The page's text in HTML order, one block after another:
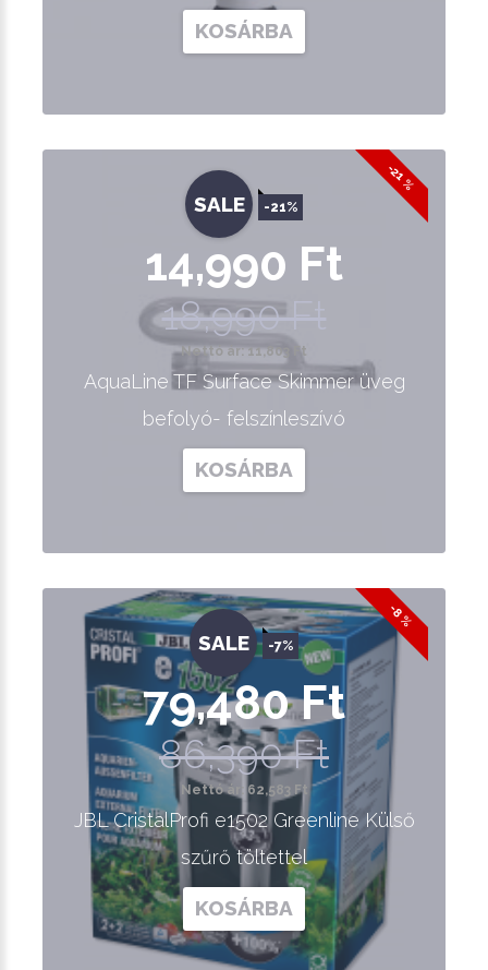
KOSÁRBA
-21 %
SALE -21%
14,990 Ft
18,990 Ft
Nettó ár: 11,803 Ft
AquaLine TF Surface Skimmer üveg
befolyó- felszínleszívó
KOSÁRBA
-8 %
SALE -7%
79,480 Ft
86,390 Ft
Nettó ár: 62,583 Ft
JBL CristalProfi e1502 Greenline Külső
szűrő töltettel
KOSÁRBA